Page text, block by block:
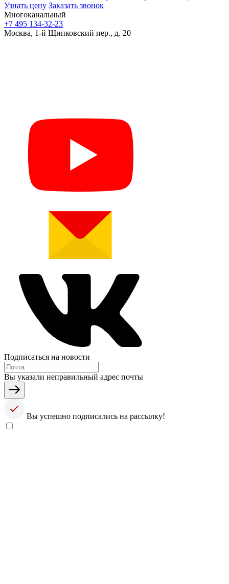
Узнать цену Заказать звонок
Многоканальный
+7 495 134-32-23
Москва, 1-й Щипковский пер., д. 20
Подписаться на новости
Вы указали неправильный адрес почты
Вы успешно подписались на рассылку!